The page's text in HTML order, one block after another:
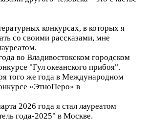
конкурсах, в которых я
со своими рассказами, мне
во Владивостокском городском
"Гул океанского прибоя".
того же года в Международном
«ЭтноПеро» в
2026 года я стал лауреатом
года-2025" в Москве.